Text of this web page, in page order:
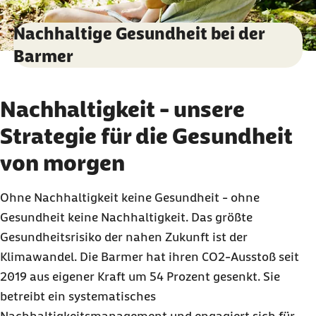
Nachhaltige Gesundheit bei der
Barmer
Nachhaltigkeit - unsere
Strategie für die Gesundheit
von morgen
Ohne Nachhaltigkeit keine Gesundheit - ohne
Gesundheit keine Nachhaltigkeit. Das größte
Gesundheitsrisiko der nahen Zukunft ist der
Klimawandel. Die Barmer hat ihren CO2-Ausstoß seit
2019 aus eigener Kraft um 54 Prozent gesenkt. Sie
betreibt ein systematisches